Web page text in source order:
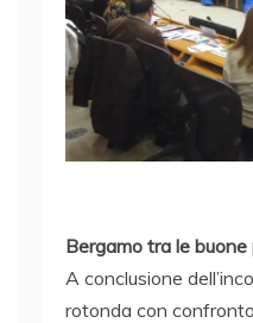
Bergamo tra le
A conclusione
rotonda con